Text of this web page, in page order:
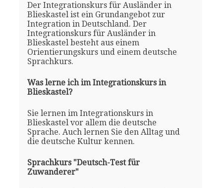
Der Integrationskurs für Ausländer in
Blieskastel ist ein Grundangebot zur
Integration in Deutschland. Der
Integrationskurs für Ausländer in
Blieskastel besteht aus einem
Orientierungskurs und einem deutsche
Sprachkurs.
Was lerne ich im Integrationskurs in
Blieskastel?
Sie lernen im Integrationskurs in
Blieskastel vor allem die deutsche
Sprache. Auch lernen Sie den Alltag und
die deutsche Kultur kennen.
Sprachkurs "Deutsch-Test für
Zuwanderer"